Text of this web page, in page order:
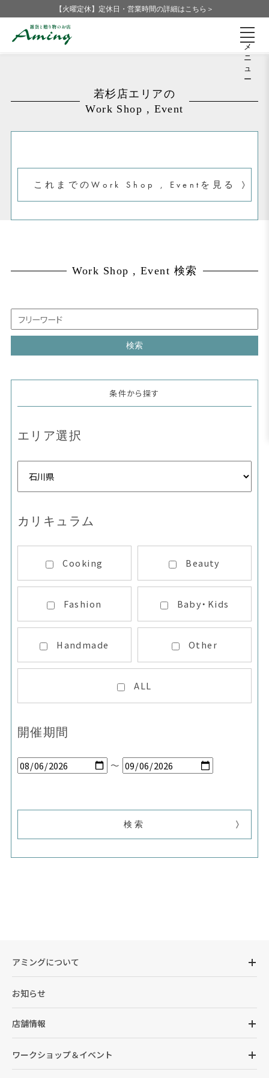
【火曜定休】定休日・営業時間の詳細はこちら＞
メ
ニ
ュ
ー
若杉店エリアの
Work Shop , Event
これまでのWork Shop , Eventを見る
Work Shop , Event 検索
条件から探す
エリア選択
カリキュラム
Cooking Beauty
Fashion Baby・Kids
Handmade Other
ALL
開催期間
～
アミングについて
お知らせ
店舗情報
ワークショップ＆イベント